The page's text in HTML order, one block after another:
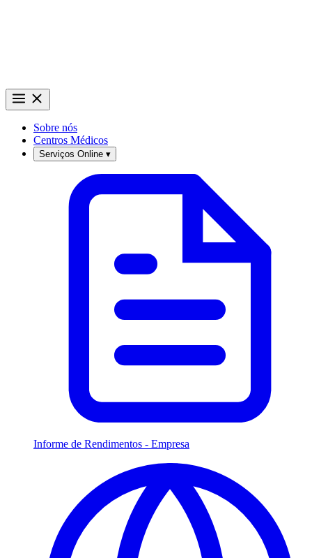
Sobre nós
Centros Médicos
Serviços Online ▾
Informe de Rendimentos - Empresa